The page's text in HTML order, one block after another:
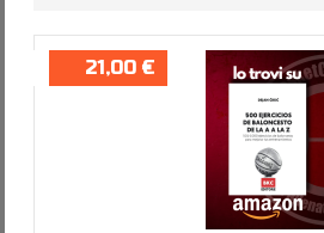
21,00 €
Password dimenticata?
Nome utente dimenticato?